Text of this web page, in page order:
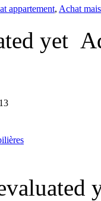
appartement, Achat
yet